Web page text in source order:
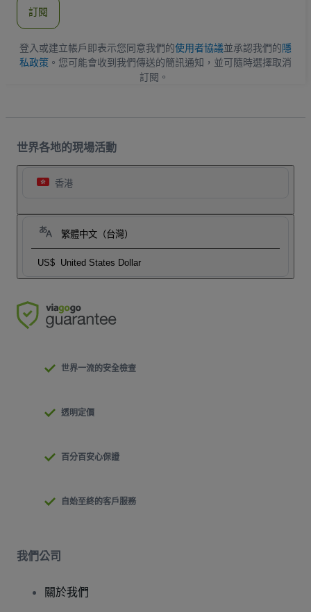
地
訂閱
登入或建立帳戶即表示您同意我們的使用者協議並承認我們的隱
私政策 。您可能會收到我們傳送的簡訊通知，並可隨時選擇取消
訂閱。
世界各地的現場活動
香港
繁體中文（台灣）
US$ United States Dollar
世界一流的安全檢查
透明定價
百分百安心保證
自始至終的客戶服務
我們公司
關於我們